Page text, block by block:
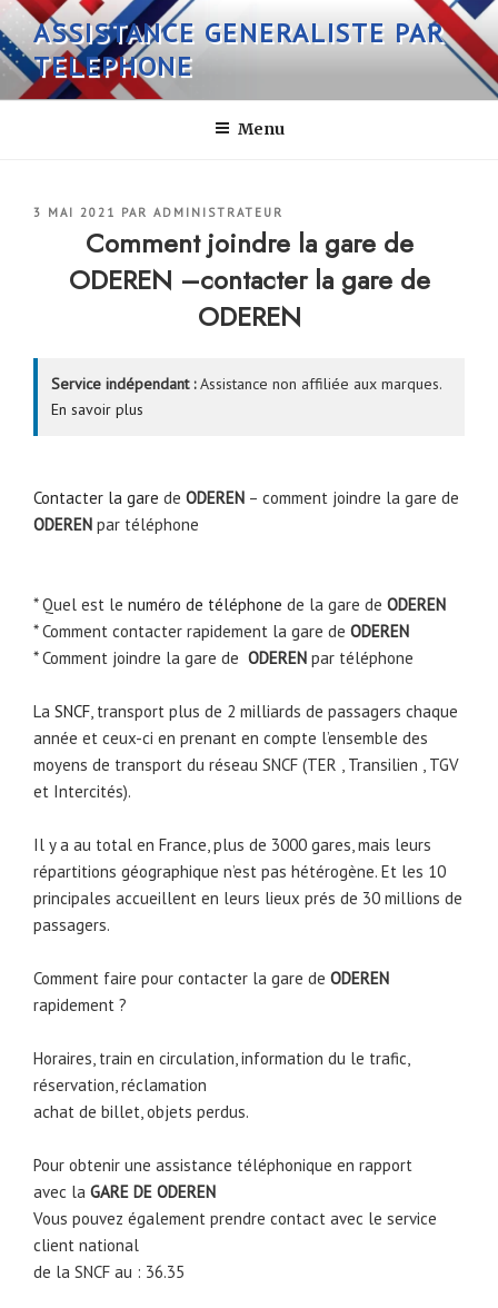
Aller
au
contenu
principal
ASSISTANCE GENERALISTE PAR
TELEPHONE
Menu
PUBLIÉ
3 MAI 2021 PAR ADMINISTRATEUR
Comment joindre la gare de
ODEREN –contacter la gare de
ODEREN
Service indépendant :Assistance non affiliée aux marques.
En savoir plus
Contacter la gare de ODEREN – comment joindre la gare de
ODEREN par téléphone
* Quel est le numéro de téléphone de la gare de ODEREN
* Comment contacter rapidement la gare de ODEREN
* Comment joindre la gare de ODEREN par téléphone
La SNCF, transport plus de 2 milliards de passagers chaque
année et ceux-ci en prenant en compte l’ensemble des
moyens de transport du réseau SNCF (TER , Transilien , TGV
et Intercités).
Il y a au total en France, plus de 3000 gares, mais leurs
répartitions géographique n’est pas hétérogène. Et les 10
principales accueillent en leurs lieux prés de 30 millions de
passagers.
Comment faire pour contacter la gare de ODEREN
rapidement ?
Horaires, train en circulation, information du le trafic,
réservation, réclamation
achat de billet, objets perdus.
Pour obtenir une assistance téléphonique en rapport
avec la GARE DE ODEREN
Vous pouvez également prendre contact avec le service
client national
de la SNCF au : 36.35